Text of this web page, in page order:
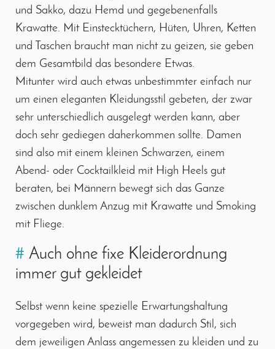
und Sakko, dazu Hemd und gegebenenfalls
Krawatte. Mit Einstecktüchern, Hüten, Uhren, Ketten
und Taschen braucht man nicht zu geizen, sie geben
dem Gesamtbild das besondere Etwas.
Mitunter wird auch etwas unbestimmter einfach nur
um einen eleganten Kleidungsstil gebeten, der zwar
sehr unterschiedlich ausgelegt werden kann, aber
doch sehr gediegen daherkommen sollte. Damen
sind also mit einem kleinen Schwarzen, einem
Abend- oder Cocktailkleid mit High Heels gut
beraten, bei Männern bewegt sich das Ganze
zwischen dunklem Anzug mit Krawatte und Smoking
mit Fliege.
# Auch ohne fixe Kleiderordnung
immer gut gekleidet
Selbst wenn keine spezielle Erwartungshaltung
vorgegeben wird, beweist man dadurch Stil, sich
dem jeweiligen Anlass angemessen zu kleiden und zu